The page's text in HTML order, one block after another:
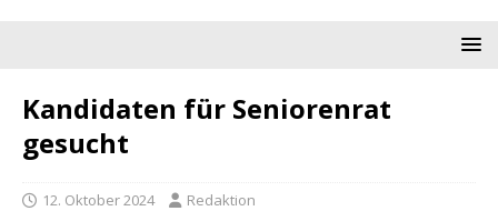
Kandidaten für Seniorenrat
gesucht
12. Oktober 2024 Redaktion